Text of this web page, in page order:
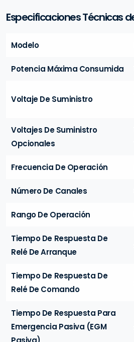
Especificaciones Técnicas
Modelo
Potencia Máxima Consumida
Voltaje De Suministro
Voltajes De Suministro
Opcionales
Frecuencia De Operación
Número De Canales
Rango De Operación
Tiempo De Respuesta De
Relé De Arranque
Tiempo De Respuesta De
Relé De Comando
Tiempo De Respuesta Para
Emergencia Pasiva (EGM